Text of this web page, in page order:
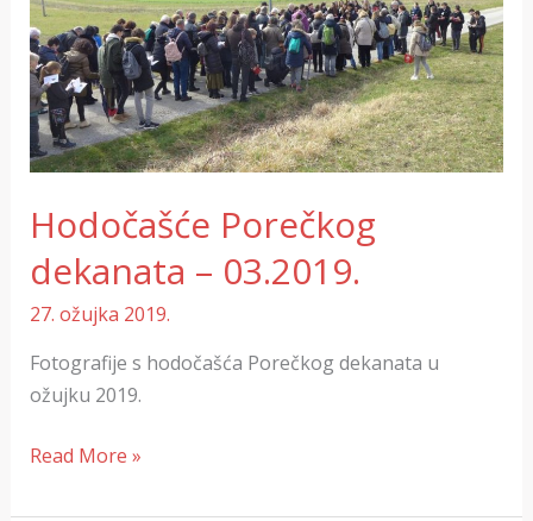
Hodočašće Porečkog
dekanata – 03.2019.
27. ožujka 2019.
Fotografije s hodočašća Porečkog dekanata u
ožujku 2019.
–
03.2019.
Read More »